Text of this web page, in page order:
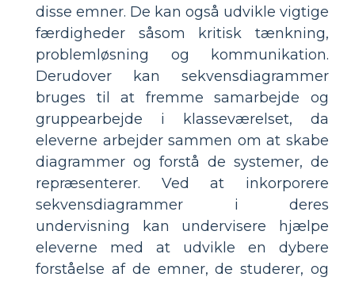
disse emner. De kan også udvikle vigtige
færdigheder såsom kritisk tænkning,
problemløsning og kommunikation.
Derudover kan sekvensdiagrammer
bruges til at fremme samarbejde og
gruppearbejde i klasseværelset, da
eleverne arbejder sammen om at skabe
diagrammer og forstå de systemer, de
repræsenterer. Ved at inkorporere
sekvensdiagrammer i deres
undervisning kan undervisere hjælpe
eleverne med at udvikle en dybere
forståelse af de emner, de studerer, og